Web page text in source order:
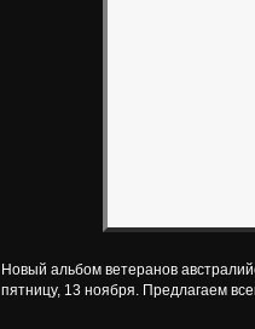
Новый альбом ветеранов
пятницу, 13 ноября. Предлагаем